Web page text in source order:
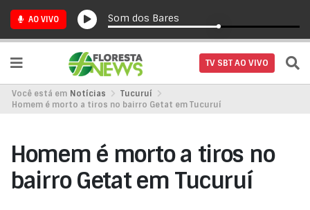
AO VIVO Som dos Bares
TV SBT AO VIVO
Você está em Notícias
Tucuruí
Homem é morto a tiros no bairro Getat em Tucuruí
Homem é morto a tiros no
bairro Getat em Tucuruí